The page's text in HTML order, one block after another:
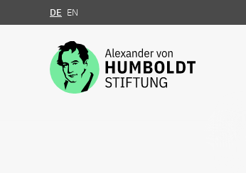
Zum Inhalt springen
DE EN